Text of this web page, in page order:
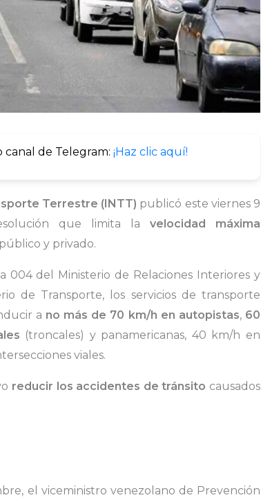
de Telegram: ¡Haz clic aquí!
Terrestre (INTT) publicó este viernes 9
que limita la velocidad máxima
y privado.
004 del Ministerio de Relaciones Interiores y
de Transporte, los servicios de transporte
a no más de 70 km/h en autopistas, 60
(troncales) y panamericanas, 40 km/h en
viales.
reducir los accidentes de tránsito causados
el viceministro venezolano de Prevención